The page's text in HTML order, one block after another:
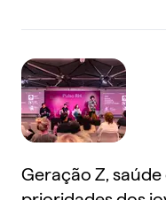
Geração Z,